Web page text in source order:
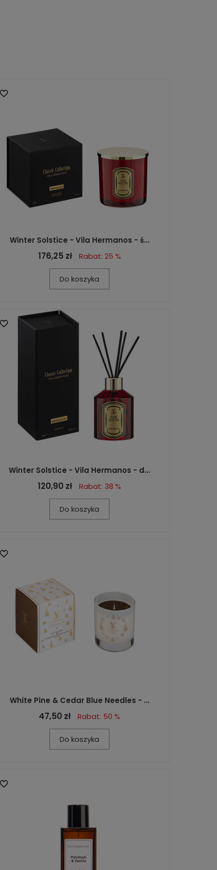
Winter Solstice - Vila Hermanos - ś...
176,25 zł Rabat: 25 %
Do koszyka
Winter Solstice - Vila Hermanos - d...
120,90 zł Rabat: 38 %
Do koszyka
White Pine & Cedar Blue Needles - ...
47,50 zł Rabat: 50 %
Do koszyka